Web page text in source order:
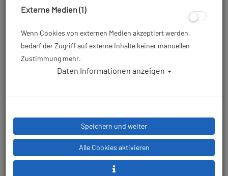
Externe Medien (1)
Wenn Cookies von externen Medien akzeptiert werden,
bedarf der Zugriff auf externe Inhalte keiner manuellen
Zustimmung mehr.
Daten Informationen anzeigen
Speichern und weiter
Alle Cookies aktivieren